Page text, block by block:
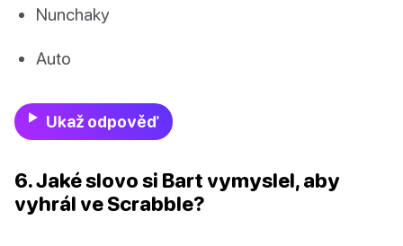
Nunchaky
Auto
Ukaž odpověď
6. Jaké slovo si Bart vymyslel, aby
vyhrál ve Scrabble?